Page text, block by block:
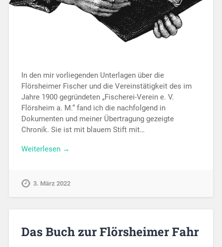
In den mir vorliegenden Unterlagen über die
Flörsheimer Fischer und die Vereinstätigkeit des im
Jahre 1900 gegründeten „Fischerei-Verein e. V.
Flörsheim a. M.“ fand ich die nachfolgend in
Dokumenten und meiner Übertragung gezeigte
Chronik. Sie ist mit blauem Stift mit…
Weiterlesen →
3. März 2022
Das Buch zur Flörsheimer Fahr